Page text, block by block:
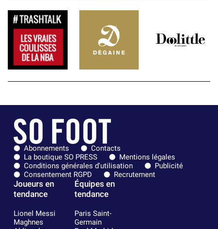
Abonnements
Contacts
La boutique SO PRESS
Mentions légales
Conditions générales d'utilisation
Publicité
Consentement RGPD
Recrutement
Joueurs en
tendance
Lionel Messi
Maghnes
Équipes en
tendance
Paris Saint-
Germain